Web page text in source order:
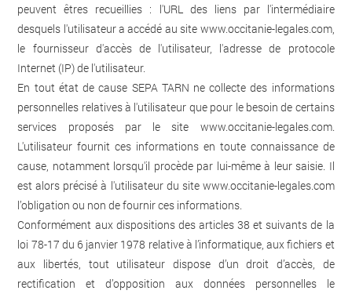
peuvent êtres recueillies : l'URL des liens par l'intermédiaire
desquels l'utilisateur a accédé au site www.occitanie-legales.com,
le fournisseur d'accès de l'utilisateur, l'adresse de protocole
Internet (IP) de l'utilisateur.
En tout état de cause SEPA TARN ne collecte des informations
personnelles relatives à l'utilisateur que pour le besoin de certains
services proposés par le site www.occitanie-legales.com.
L'utilisateur fournit ces informations en toute connaissance de
cause, notamment lorsqu'il procède par lui-même à leur saisie. Il
est alors précisé à l'utilisateur du site www.occitanie-legales.com
l’obligation ou non de fournir ces informations.
Conformément aux dispositions des articles 38 et suivants de la
loi 78-17 du 6 janvier 1978 relative à l’informatique, aux fichiers et
aux libertés, tout utilisateur dispose d’un droit d’accès, de
rectification et d’opposition aux données personnelles le